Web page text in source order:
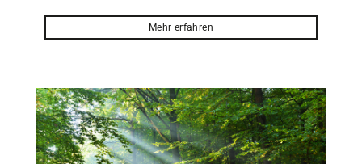
Mehr erfahren